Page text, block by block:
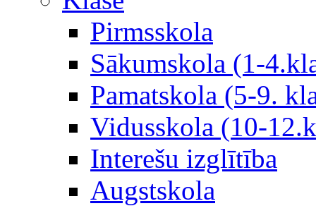
Pirmsskola
Sākumskola (1-
Pamatskola (5-9.
Vidusskola (10-
Interešu izglītība
Augstskola